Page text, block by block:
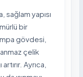
yapısı
bir
gövdesi,
çelik
Ayrıca,